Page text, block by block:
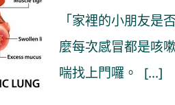
「家裡的小朋友
麼每次感冒都是咳
喘找上門囉。 [...]